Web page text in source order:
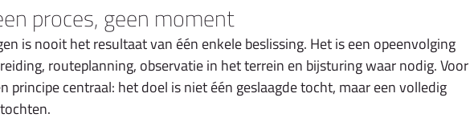
proces, geen moment
is nooit het resultaat van één enkele beslissing. Het is een opeenvolging
routeplanning, observatie in het terrein en bijsturing waar nodig. Voor
principe centraal: het doel is niet één geslaagde tocht, maar een volledig